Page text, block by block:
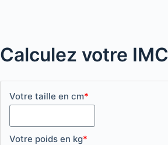
Calculez votre IMC
Votre taille en cm*
Votre poids en kg*